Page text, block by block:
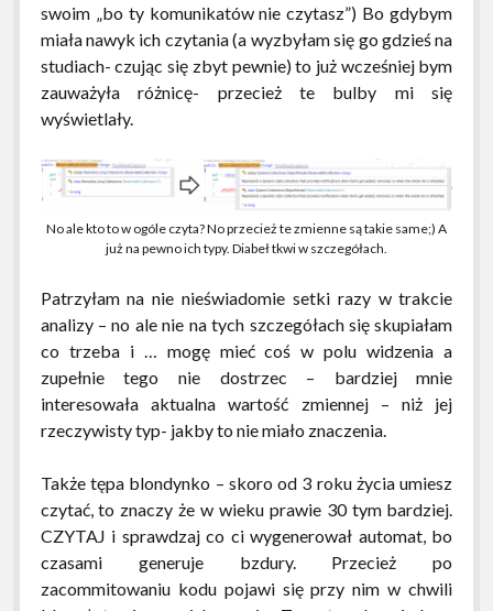
swoim „bo ty komunikatów nie czytasz”) Bo gdybym
miała nawyk ich czytania (a wyzbyłam się go gdzieś na
studiach- czując się zbyt pewnie) to już wcześniej bym
zauważyła różnicę- przecież te bulby mi się
wyświetlały.
No ale kto to w ogóle czyta? No przecież te zmienne są takie same;) A
już na pewno ich typy. Diabeł tkwi w szczegółach.
Patrzyłam na nie nieświadomie setki razy w trakcie
analizy – no ale nie na tych szczegółach się skupiałam
co trzeba i … mogę mieć coś w polu widzenia a
zupełnie tego nie dostrzec – bardziej mnie
interesowała aktualna wartość zmiennej – niż jej
rzeczywisty typ- jakby to nie miało znaczenia.
Także tępa blondynko – skoro od 3 roku życia umiesz
czytać, to znaczy że w wieku prawie 30 tym bardziej.
CZYTAJ i sprawdzaj co ci wygenerował automat, bo
czasami generuje bzdury. Przecież po
zacommitowaniu kodu pojawi się przy nim w chwili